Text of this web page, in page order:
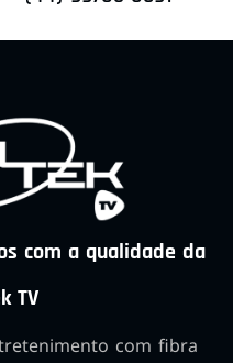
com a qualidade da
TV
com fibra